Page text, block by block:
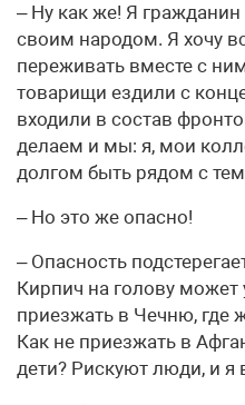
– Ну как же! Я
своим народом. Я хочу
переживать вместе с
товарищи ездили с
входили в состав
делаем и мы: я, мои
долгом быть рядом с
– Но это же опасно!
– Опасность
Кирпич на голову может
приезжать в Чечню, где
Как не приезжать в
дети? Рискуют люди, и я